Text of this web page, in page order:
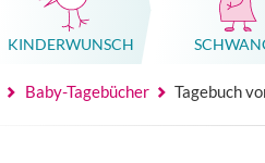
KINDER­WUNSCH
Baby-Tagebücher Tagebuch